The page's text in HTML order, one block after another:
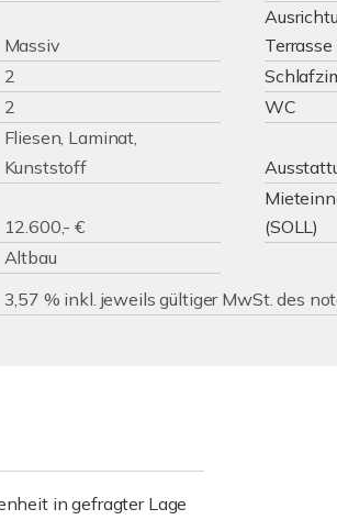
Massiv
Terrasse
2
2 WC
Fliesen, Laminat,
Kunststoff
12.600,- €
(SOLL)
Altbau
3,57 % inkl. jeweils gültiger MwSt. des
in gefragter Lage